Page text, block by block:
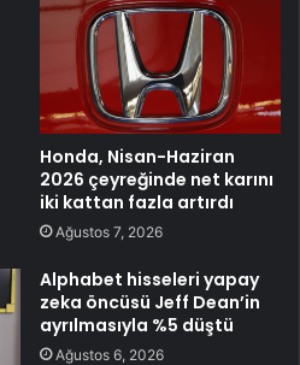
Honda, Nisan-Haziran
2026 çeyreğinde net karını
iki kattan fazla artırdı
Ağustos 7, 2026
Alphabet hisseleri yapay
zeka öncüsü Jeff Dean’in
ayrılmasıyla %5 düştü
Ağustos 6, 2026